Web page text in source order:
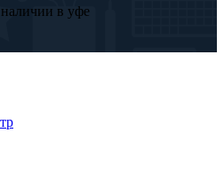
в уфе